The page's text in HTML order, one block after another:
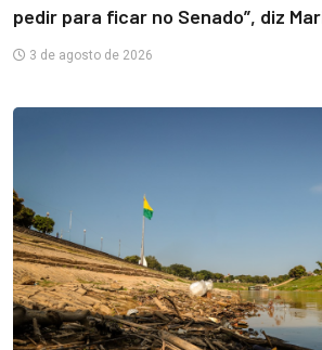
pedir para ficar no Senado”, diz
3 de agosto de 2026